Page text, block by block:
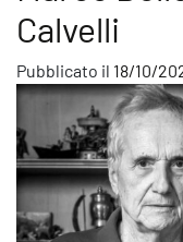
Calvelli
Pubblicato il 18/10/